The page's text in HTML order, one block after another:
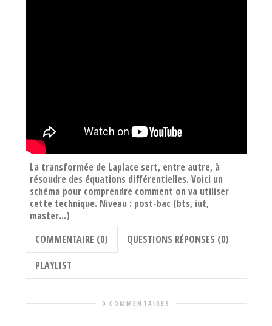
La transformée de Laplace sert, entre autre, à
résoudre des équations différentielles. Voici un
schéma pour comprendre comment on va utiliser
cette technique. Niveau : post-bac (bts, iut,
master...)
COMMENTAIRE (0)
QUESTIONS RÉPONSES (0)
PLAYLIST
0 COMMENTAIRES